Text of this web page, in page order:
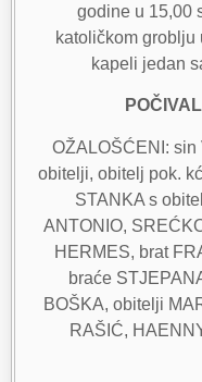
godine u 15,00
katoličkom groblju
kapeli jedan
OŽALOŠĆENI: sin
obitelji, obitelj pok.
STANKA s
ANTONIO,
HERMES, brat
braće
BOŠKA, obitelji
RAŠIĆ,